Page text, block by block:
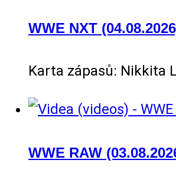
WWE NXT
Karta zápasů: Nikkita
WWE RAW